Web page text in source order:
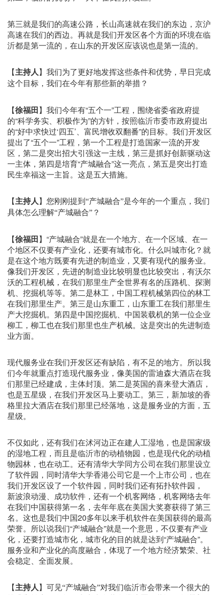
第三就是我们的高速公路，长山高速就在我们的东边，京沪
高速在我们的西边。再就是我们开发区各个方面的环境在临
沂都是第一流的，在山东的开发区应该说也是第一流的。
【主持人】 我们为了更好地发挥这些条件和优势，早日完成
这个目标，我们在今年有那些新的举措？
【徐福田】我们今年有“五个一”工程，围绕省委省政府提
的“科学务实、积极作为”的方针，按照临沂市委市政府提出
的“好中求快过‘四五’、富民增收双翻番”的目标。我们开发区
提出了“五个一”工程，第一个工程是打造国家一流的开发
区，第二是突出招大引强这一主线，第三是抓好创新驱动这
一主体，第四是培育“产城融合”这一亮点，第五是突出打造
民生幸福这一主旨。这是五大措施。
【主持人】 您刚刚提到“产城融合”是今年的一个重点，我们
具体怎么理解“产城融合”？
【徐福田】“产城融合”就是在一个地方、在一个区域、在一
个地区不仅要有产业化，还要有城市化。什么叫城市化？就
是在这个地方既要有先进的制造业，又要有现代的服务业。
像我们开发区，先进的制造业比较明显也比较突出，有沃尔
沃的工程机械，在我们那里生产全世界有名的压路机、探测
机、挖掘机等等。第二是林工，中国工程机械第四位的林工
在我们那里生产。第三是山东重工，山东重工在我们那里生
产大挖掘机。第四是中国挖掘机、中国装载机的第一位企业
柳工，柳工也在我们那里也生产机械。这是突出的先进制造
业方面。
现代服务业在我们开发区还有缺陷，有不足的地方。所以我
们今年就重点打造现代服务业，像美国的雷迪森大酒店在我
们那里已经建成，主体封顶。第二是英国的喜来登大酒店，
也是五星级，在我们开发区马上要动工。第三，新加坡的香
格里拉大酒店在我们那里已经落地，这是服务业的方面，五
星级。
不仅如此，还有我们在沭河边正在建人工湿地，也是国家级
的湿地工程，而且是临沂市的动植物园，也是现代化的动植
物园林，也在动工。还有清华大学同方公司在我们那里设立
了软件园，同时清华大学香港公司它是一个上市公司，也在
我们开发区设了一个软件园，同时我们还有拓扑软件园，
新波浪动漫、成功软件，还有一个机客网络，机客网络去年
在我们中国获得第一名，去年年底在美国大奖赛获得了第三
名。这也是我们中国20多年以来手机软件在美国获得的最高
荣誉。所以说我们“产城融合”就是一个意思，不仅要有产业
化，还要打造城市化，城市化的目的就是达到“产城融合”。
服务业和产业化的高度融合，体现了一个地方经济繁荣、社
会稳定、全面发展。
【主持人】 可见“产城融合”对我们临沂市会带来一个很大的